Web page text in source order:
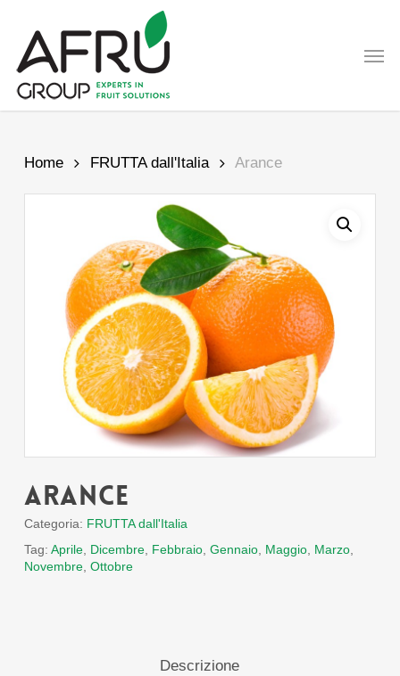
main
content
Home FRUTTA dall'Italia Arance
Arance
Categoria: FRUTTA dall'Italia
Tag: Aprile, Dicembre, Febbraio, Gennaio, Maggio, Marzo,
Novembre, Ottobre
Descrizione